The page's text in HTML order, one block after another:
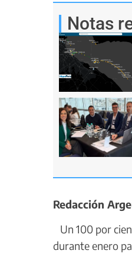
Notas
Redacción
Un 100 por
durante enero